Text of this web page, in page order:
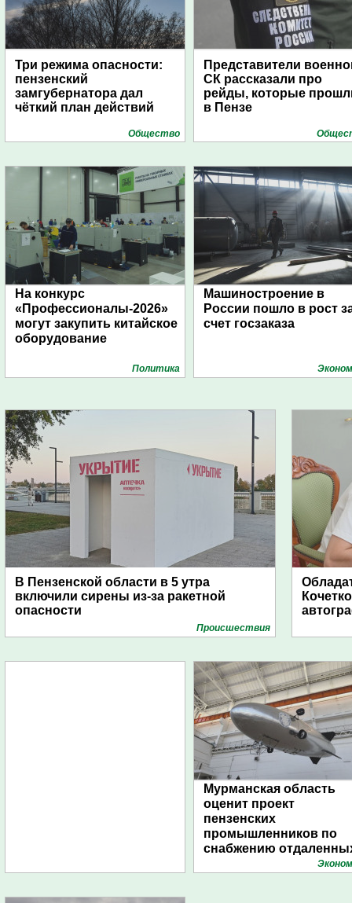
Три режима опасности:
пензенский
замгубернатора дал
чёткий план действий
Общество
Представители
СК рассказали про
рейды, которые
в Пензе
На конкурс
«Профессионалы-2026»
могут закупить китайское
оборудование
Политика
Машиностроение в
России пошло в рост
счет госзаказа
В Пензенской области в 5 утра
включили сирены из-за ракетной
опасности
Проиcшествия
Мурманская область
оценит проект
пензенских
промышленников по
снабжению
поселений с помощью